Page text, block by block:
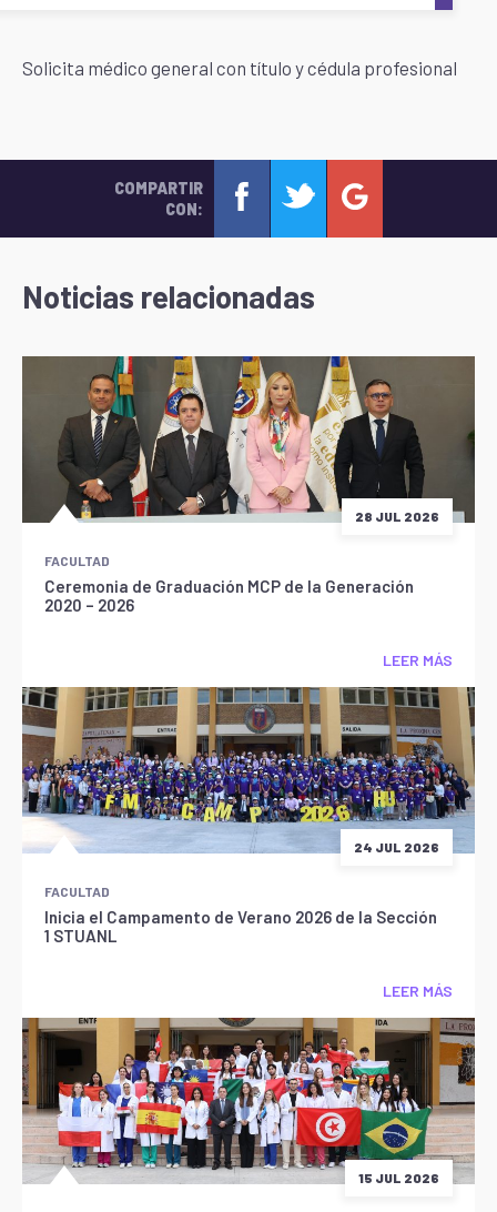
Solicita médico general con título y cédula profesional
COMPARTIR
CON:
Noticias relacionadas
28 JUL 2026
FACULTAD
Ceremonia de Graduación MCP de la Generación
2020 – 2026
LEER MÁS
24 JUL 2026
FACULTAD
Inicia el Campamento de Verano 2026 de la Sección
1 STUANL
LEER MÁS
15 JUL 2026